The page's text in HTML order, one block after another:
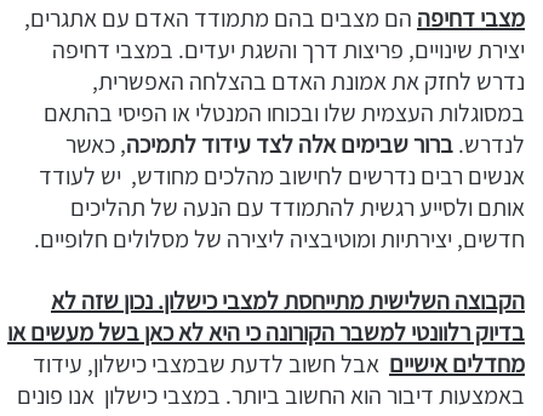
מצבי דחיפה הם מצבים בהם מתמודד האדם עם אתגרים,
יצירת שינויים, פריצות דרך והשגת יעדים. במצבי דחיפה
נדרש לחזק את אמונת האדם בהצלחה האפשרית,
במסוגלות העצמית שלו ובכוחו המנטלי או הפיסי בהתאם
לנדרש.ברור שבימים אלה לצד עידוד לתמיכה, כאשר
אנשים רבים נדרשים לחישוב מהלכים מחודש, יש לעודד
אותם ולסייע רגשית להתמודד עם הנעה של תהליכים
חדשים, יצירתיות ומוטיבציה ליצירה של מסלולים חלופיים.
הקבוצה השלישית מתייחסת למצבי כישלון. נכון שזה לא
בדיוק רלוונטי למשבר הקורונה כי היא לא כאן בשל מעשים או
מחדלים אישיים אבל חשוב לדעת שבמצבי כישלון, עידוד
באמצעות דיבור הוא החשוב ביותר. במצבי כישלון אנו פונים